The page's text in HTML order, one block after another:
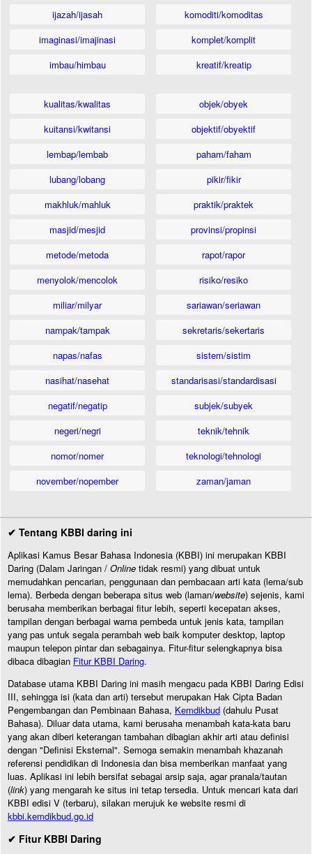
ijazah/ijasah
imaginasi/imajinasi
imbau/himbau
komoditi/komoditas
komplet/komplit
kreatif/kreatip
kualitas/kwalitas
kuitansi/kwitansi
lembap/lembab
lubang/lobang
makhluk/mahluk
masjid/mesjid
metode/metoda
menyolok/mencolok
miliar/milyar
nampak/tampak
napas/nafas
nasihat/nasehat
negatif/negatip
negeri/negri
nomor/nomer
november/nopember
objek/obyek
objektif/obyektif
paham/faham
pikir/fikir
praktik/praktek
provinsi/propinsi
rapot/rapor
risiko/resiko
sariawan/seriawan
sekretaris/sekertaris
sistem/sistim
standarisasi/standardisasi
subjek/subyek
teknik/tehnik
teknologi/tehnologi
zaman/jaman
✔ Tentang KBBI daring ini
Aplikasi Kamus Besar Bahasa Indonesia (KBBI) ini merupakan KBBI
Daring (Dalam Jaringan / Online tidak resmi) yang dibuat untuk
memudahkan pencarian, penggunaan dan pembacaan arti kata (lema/sub
lema). Berbeda dengan beberapa situs web (laman/website) sejenis, kami
berusaha memberikan berbagai fitur lebih, seperti kecepatan akses,
tampilan dengan berbagai warna pembeda untuk jenis kata, tampilan
yang pas untuk segala perambah web baik komputer desktop, laptop
maupun telepon pintar dan sebagainya. Fitur-fitur selengkapnya bisa
dibaca dibagian Fitur KBBI Daring.
Database utama KBBI Daring ini masih mengacu pada KBBI Daring Edisi
III, sehingga isi (kata dan arti) tersebut merupakan Hak Cipta Badan
Pengembangan dan Pembinaan Bahasa, Kemdikbud (dahulu Pusat
Bahasa). Diluar data utama, kami berusaha menambah kata-kata baru
yang akan diberi keterangan tambahan dibagian akhir arti atau definisi
dengan "Definisi Eksternal". Semoga semakin menambah khazanah
referensi pendidikan di Indonesia dan bisa memberikan manfaat yang
luas. Aplikasi ini lebih bersifat sebagai arsip saja, agar pranala/tautan
(link) yang mengarah ke situs ini tetap tersedia. Untuk mencari kata dari
KBBI edisi V (terbaru), silakan merujuk ke website resmi di
kbbi.kemdikbud.go.id
✔ Fitur KBBI Daring